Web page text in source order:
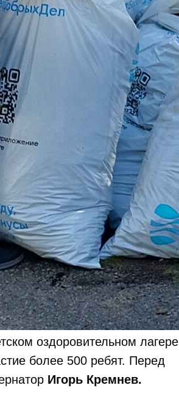
оздоровительном лагере
более 500 ребят. Перед
Игорь Кремнев.